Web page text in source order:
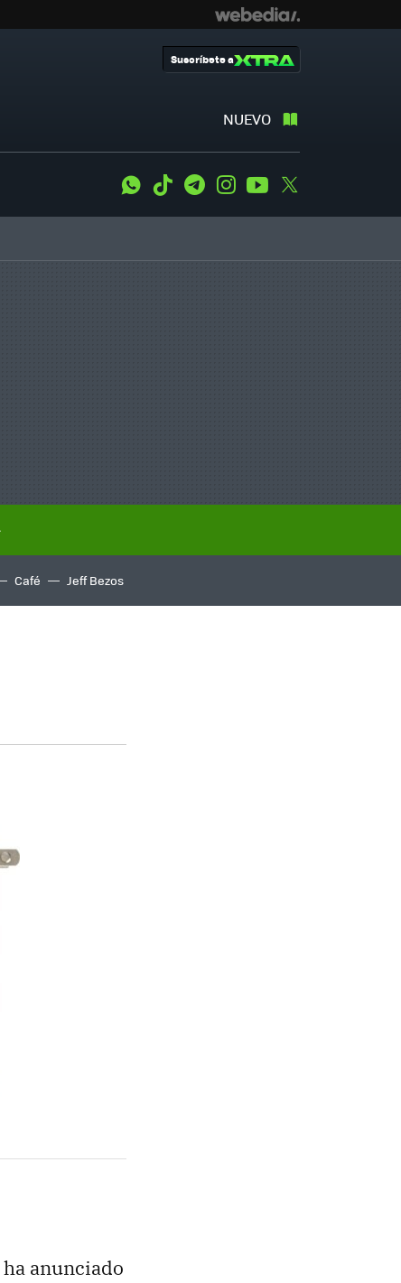
NUEVO
Suscríbete a
WhatsApp
Tiktok TelegramInstagramYoutube
Café Jeff Bezos
ha anunciado